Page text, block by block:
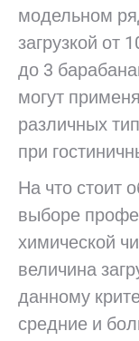
модельном
загрузкой от
до 3
могут
различных
при
На что стоит
выборе
химической
величина
данному
средние и